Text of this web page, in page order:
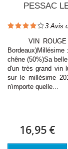
PESSAC
3 Avis
VIN ROUGE
chêne (50%)Sa
d'un très grand vin
sur le millésime
n'importe quelle...
16,95 €